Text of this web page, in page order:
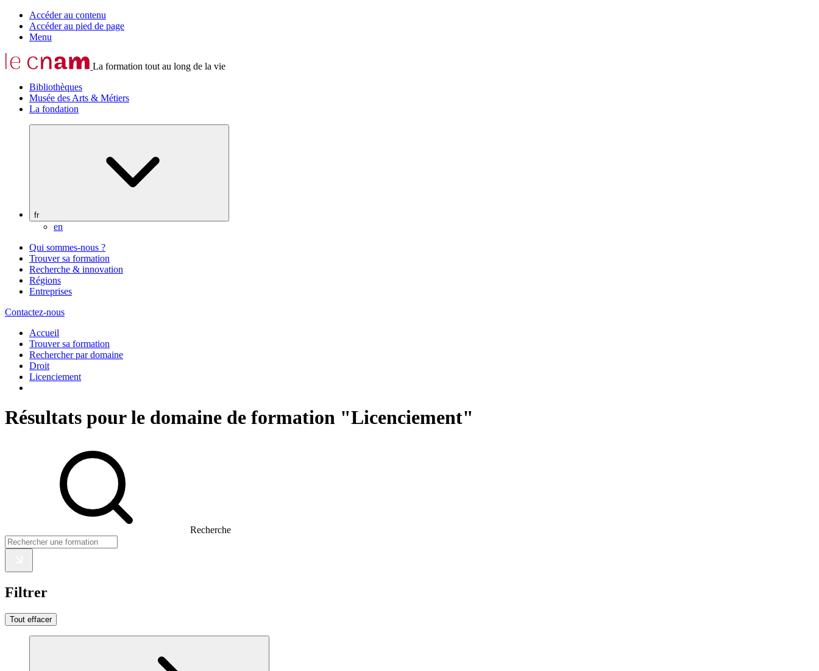
Accéder au contenu
Accéder au pied de page
Menu
La formation tout au long de la vie
Bibliothèques
Musée des Arts & Métiers
La fondation
fr
en
Qui sommes-nous ?
Trouver sa formation
Recherche & innovation
Régions
Entreprises
Contactez-nous
Accueil
Trouver sa formation
Rechercher par domaine
Droit
Licenciement
Résultats pour le domaine de formation "Licenciement"
Recherche
Filtrer
Tout effacer